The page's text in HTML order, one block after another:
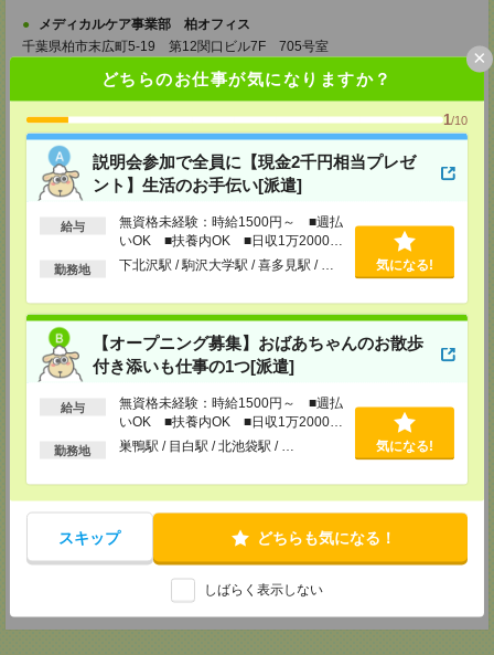
どちらのお仕事が気になりますか？
1/10
説明会参加で全員に【現金2千円相当プレゼ
ント】生活のお手伝い[派遣]
給与
無資格未経験：時給1500円～ ■週払
いOK ■扶養内OK ■日収1万2000円
以上
勤務地 下北沢駅 / 駒沢大学駅 / 喜多見駅 / … 気になる!
【オープニング募集】おばあちゃんのお散歩
付き添いも仕事の1つ[派遣]
給与
無資格未経験：時給1500円～ ■週払
いOK ■扶養内OK ■日収1万2000円
以上
勤務地 巣鴨駅 / 目白駅 / 北池袋駅 / … 気になる!
スキップ どちらも気になる！
しばらく表示しない
×
メディカルケア事業部 柏オフィス
千葉県柏市末広町5-19 第12関口ビル7F 705号室
tenshoku@nikken-ts.jp
メディカルケア事業部 新宿オフィス
東京都新宿区新宿2-3-10 新宿御苑ビル6階
TEL：0120-457-235
MAIL：tenshoku@nikken-ts.jp
担当：採用担当
メディカルケア事業部 立川事業所
東京都立川市錦町1-12-14
TEL：0120-934-200
担当：採用担当
メディカルケア事業部 町田オフィス
東京都町田市森野1-7-23 大樹生命町田ビル6F
TEL：0120-453-285
tenshoku@nikken-ts.jp
担当：採用担当
メディカルケア事業部 横浜オフィス
2F B区画
TEL：0120-901-799
MAIL：
tenshoku@nikken-ts.jp
担当：採用担当
登録交通費
★今ならご来社登録でQUOカード2000円分をプレゼント中★